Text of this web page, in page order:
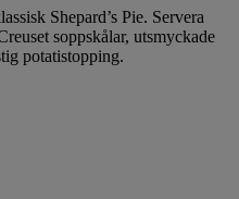
Shepard’s Pie. Servera
soppskålar, utsmyckade
potatistopping.